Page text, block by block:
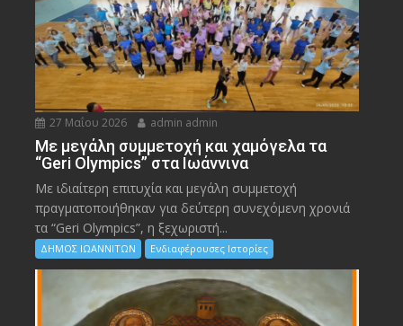
27 Μαΐου 2026 admin admin
Με μεγάλη συμμετοχή και χαμόγελα τα
“Geri Olympics” στα Ιωάννινα
Με ιδιαίτερη επιτυχία και μεγάλη συμμετοχή
πραγματοποιήθηκαν για δεύτερη συνεχόμενη χρονιά
τα “Geri Olympics”, η ξεχωριστή...
ΔΗΜΟΣ ΙΩΑΝΝΙΤΩΝ Ενδιαφέρουσες Ιστορίες